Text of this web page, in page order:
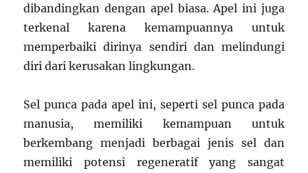
dibandingkan dengan apel biasa. Apel ini juga
terkenal karena kemampuannya untuk
memperbaiki dirinya sendiri dan melindungi
diri dari kerusakan lingkungan.
Sel punca pada apel ini, seperti sel punca pada
manusia, memiliki kemampuan untuk
berkembang menjadi berbagai jenis sel dan
memiliki potensi regeneratif yang sangat